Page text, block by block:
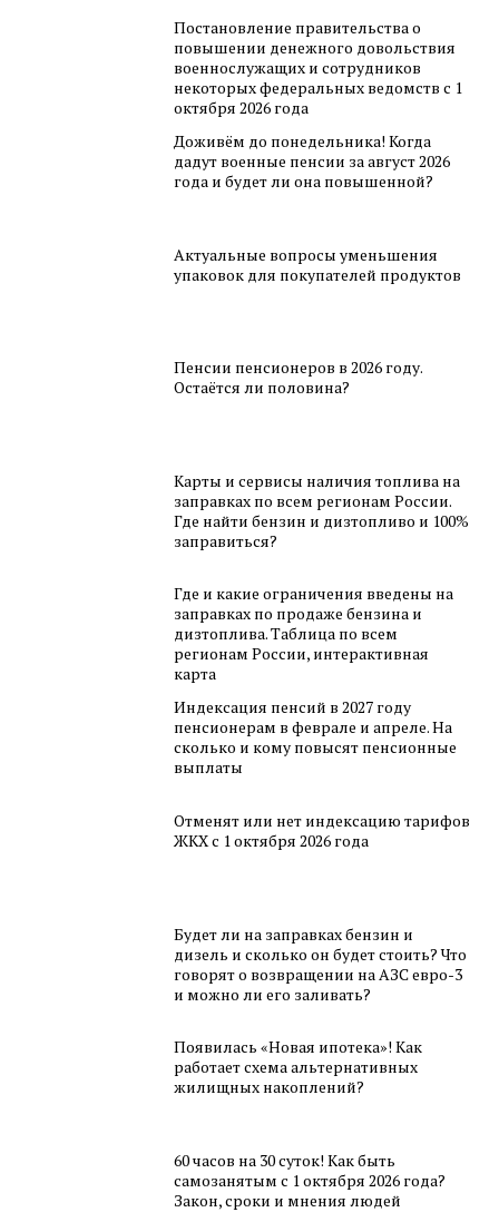
Постановление правительства о
повышении денежного довольствия
военнослужащих и сотрудников
некоторых федеральных ведомств с 1
октября 2026 года
Доживём до понедельника! Когда
дадут военные пенсии за август 2026
года и будет ли она повышенной?
Актуальные вопросы уменьшения
упаковок для покупателей продуктов
Пенсии пенсионеров в 2026 году.
Остаётся ли половина?
Карты и сервисы наличия топлива на
заправках по всем регионам России.
Где найти бензин и дизтопливо и 100%
заправиться?
Где и какие ограничения введены на
заправках по продаже бензина и
дизтоплива. Таблица по всем
регионам России, интерактивная
карта
Индексация пенсий в 2027 году
пенсионерам в феврале и апреле. На
сколько и кому повысят пенсионные
выплаты
Отменят или нет индексацию тарифов
ЖКХ с 1 октября 2026 года
Будет ли на заправках бензин и
дизель и сколько он будет стоить? Что
говорят о возвращении на АЗС евро-3
и можно ли его заливать?
Появилась «Новая ипотека»! Как
работает схема альтернативных
жилищных накоплений?
60 часов на 30 суток! Как быть
самозанятым с 1 октября 2026 года?
Закон, сроки и мнения людей